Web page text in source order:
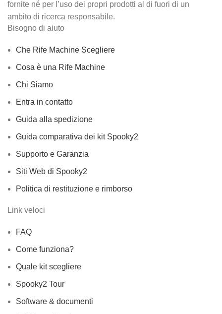
fornite né per l’uso dei propri prodotti al di fuori di un
ambito di ricerca responsabile.
Bisogno di aiuto
Che Rife Machine Scegliere
Cosa è una Rife Machine
Chi Siamo
Entra in contatto
Guida alla spedizione
Guida comparativa dei kit Spooky2
Supporto e Garanzia
Siti Web di Spooky2
Politica di restituzione e rimborso
Link veloci
FAQ
Come funziona?
Quale kit scegliere
Spooky2 Tour
Software & documenti